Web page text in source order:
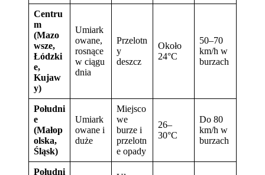
Centru
m
(Mazo
wsze,
Łódzki
e,
Kujaw
y)
Umiark
owane,
rosnące
w ciągu
dnia
Przelotn
y
deszcz
Około
24°C
50–70
km/h w
burzach
Południ
e
(Małop
olska,
Śląsk)
Umiark
owane i
duże
Miejsco
we
burze i
przelotn
e opady
26–
30°C
Do 80
km/h w
burzach
Południ